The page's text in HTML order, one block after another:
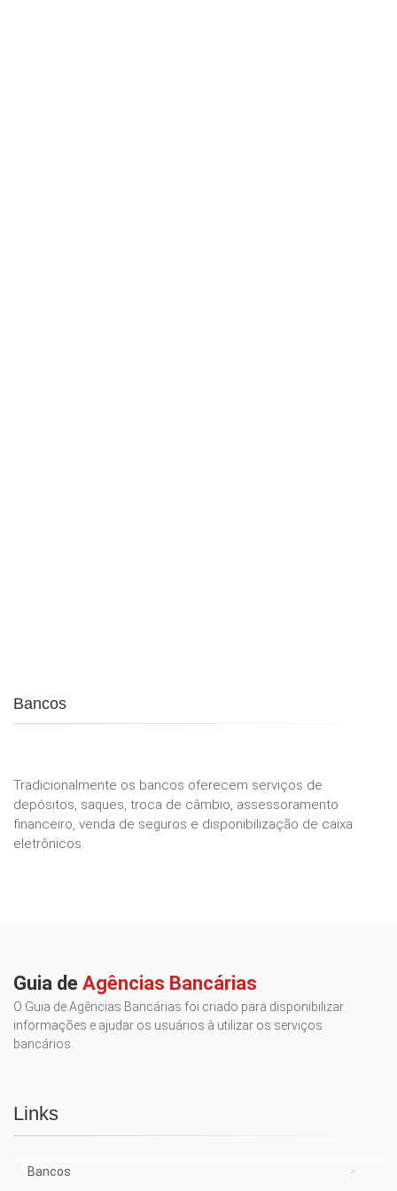
Bancos
Tradicionalmente os bancos oferecem serviços de
depósitos, saques, troca de câmbio, assessoramento
financeiro, venda de seguros e disponibilização de caixa
eletrônicos.
Guia de Agências Bancárias
O Guia de Agências Bancárias foi criado para disponibilizar
informações e ajudar os usuários à utilizar os serviços
bancários.
Links
Bancos